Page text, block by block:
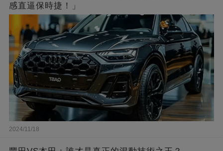
感直逼保時捷！」
2024/11/18